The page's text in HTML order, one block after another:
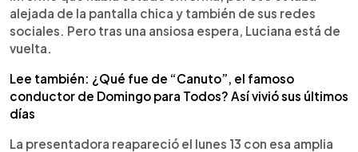
alejada de la pantalla chica y también de sus redes
sociales. Pero tras una ansiosa espera, Luciana está de
vuelta.
Lee también: ¿Qué fue de “Canuto”, el famoso
conductor de Domingo para Todos? Así vivió sus últimos
días
La presentadora reapareció el lunes 13 con esa amplia